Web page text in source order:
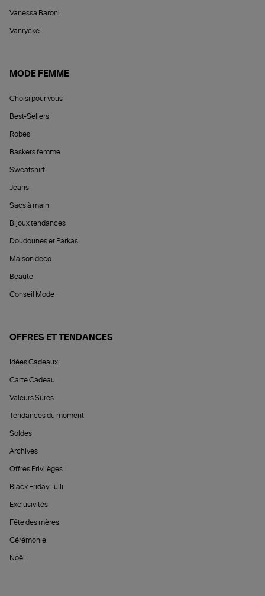
Vanessa Baroni
Vanrycke
MODE FEMME
Choisi pour vous
Best-Sellers
Robes
Baskets femme
Sweatshirt
Jeans
Sacs à main
Bijoux tendances
Doudounes et Parkas
Maison déco
Beauté
Conseil Mode
OFFRES ET TENDANCES
Idées Cadeaux
Carte Cadeau
Valeurs Sûres
Tendances du moment
Soldes
Archives
Offres Privilèges
Black Friday Lulli
Exclusivités
Fête des mères
Cérémonie
Noël